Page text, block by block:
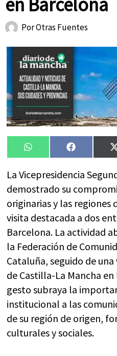
en Barcelona
PorOtras Fuentes
Compartir
en
WhatsApp
en
Facebook
La Vicepresidencia
demostrado su
originarias y las regiones
visita destacada a dos
Barcelona. La actividad
la Federación de
Cataluña, seguido de
de Castilla-La Mancha
gesto subraya la
institucional a las
de su región de origen,
culturales y sociales.